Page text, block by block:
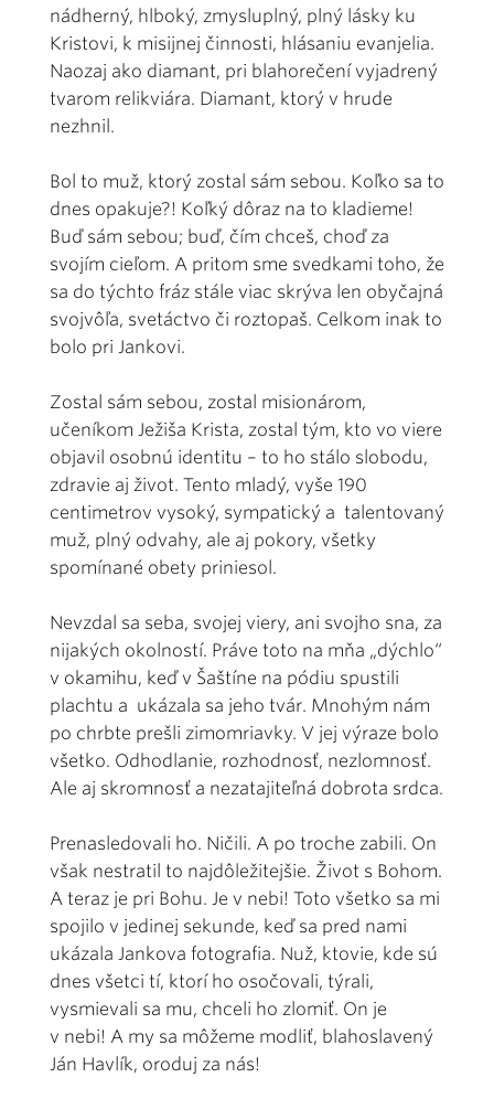
nádherný, hlboký, zmysluplný, plný lásky ku
Kristovi, k misijnej činnosti, hlásaniu evanjelia.
Naozaj ako diamant, pri blahorečení vyjadrený
tvarom relikviára. Diamant, ktorý v hrude
nezhnil.
Bol to muž, ktorý zostal sám sebou. Koľko sa to
dnes opakuje?! Koľký dôraz na to kladieme!
Buď sám sebou; buď, čím chceš, choď za
svojím cieľom. A pritom sme svedkami toho, že
sa do týchto fráz stále viac skrýva len obyčajná
svojvôľa, svetáctvo či roztopaš. Celkom inak to
bolo pri Jankovi.
Zostal sám sebou, zostal misionárom,
učeníkom Ježiša Krista, zostal tým, kto vo viere
objavil osobnú identitu – to ho stálo slobodu,
zdravie aj život. Tento mladý, vyše 190
centimetrov vysoký, sympatický a talentovaný
muž, plný odvahy, ale aj pokory, všetky
spomínané obety priniesol.
Nevzdal sa seba, svojej viery, ani svojho sna, za
nijakých okolností. Práve toto na mňa „dýchlo“
v okamihu, keď v Šaštíne na pódiu spustili
plachtu a ukázala sa jeho tvár. Mnohým nám
po chrbte prešli zimomriavky. V jej výraze bolo
všetko. Odhodlanie, rozhodnosť, nezlomnosť.
Ale aj skromnosť a nezatajiteľná dobrota srdca.
Prenasledovali ho. Ničili. A po troche zabili. On
však nestratil to najdôležitejšie. Život s Bohom.
A teraz je pri Bohu. Je v nebi! Toto všetko sa mi
spojilo v jedinej sekunde, keď sa pred nami
ukázala Jankova fotografia. Nuž, ktovie, kde sú
dnes všetci tí, ktorí ho osočovali, týrali,
vysmievali sa mu, chceli ho zlomiť. On je
v nebi! A my sa môžeme modliť, blahoslavený
Ján Havlík, oroduj za nás!